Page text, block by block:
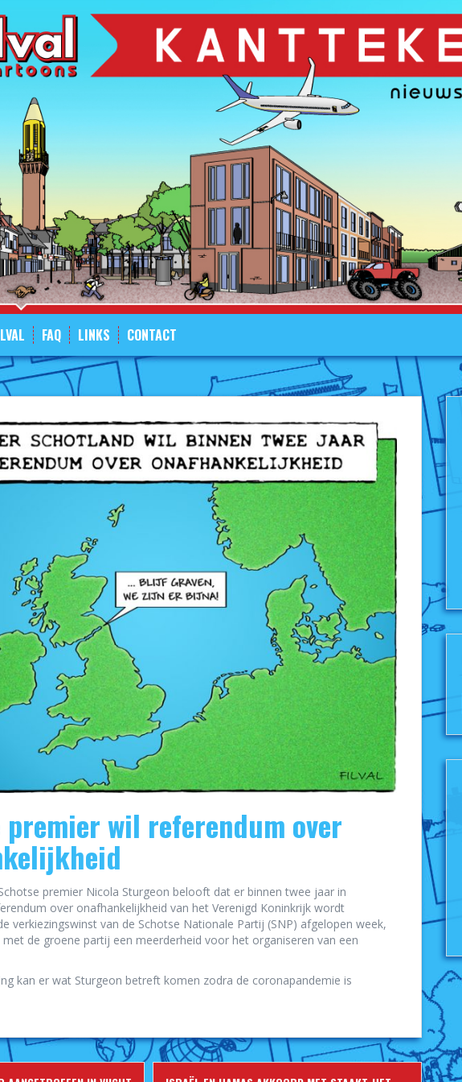
FAQ LINKS CONTACT
premier wil referendum over
premier Nicola Sturgeon belooft dat er binnen twee jaar in
over onafhankelijkheid van het Verenigd Koninkrijk wordt
verkiezingswinst van de Schotse Nationale Partij (SNP) afgelopen week,
de groene partij een meerderheid voor het organiseren van een
kan er wat Sturgeon betreft komen zodra de coronapandemie is